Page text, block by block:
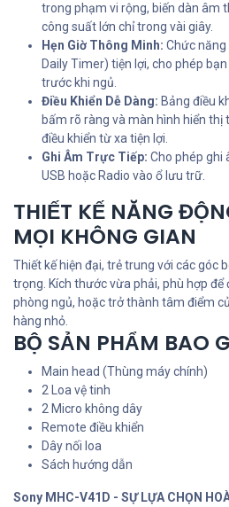
trong phạm vi rộng, biến dàn âm
công suất lớn chỉ trong vài giây.
Hẹn Giờ Thông Minh: Chức năng
Daily Timer) tiện lợi, cho phép
trước khi ngủ.
Điều Khiển Dễ Dàng: Bảng điều
bấm rõ ràng và màn hình hiển
điều khiển từ xa tiện lợi.
Ghi Âm Trực Tiếp: Cho phép ghi
USB hoặc Radio vào ổ lưu trữ.
THIẾT KẾ NĂNG
MỌI KHÔNG GIAN
Thiết kế hiện đại, trẻ trung với các góc
trọng. Kích thước vừa phải, phù hợp
phòng ngủ, hoặc trở thành tâm điểm
hàng nhỏ.
BỘ SẢN PHẨM BAO
Main head (Thùng máy chính)
2 Loa vệ tinh
2 Micro không dây
Remote điều khiển
Dây nối loa
Sách hướng dẫn
Sony MHC-V41D - SỰ LỰA CHỌN